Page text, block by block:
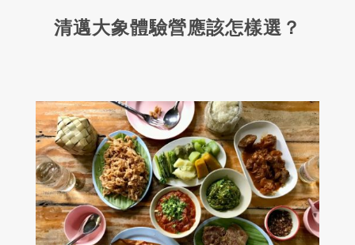
清邁大象體驗營應該怎樣選？